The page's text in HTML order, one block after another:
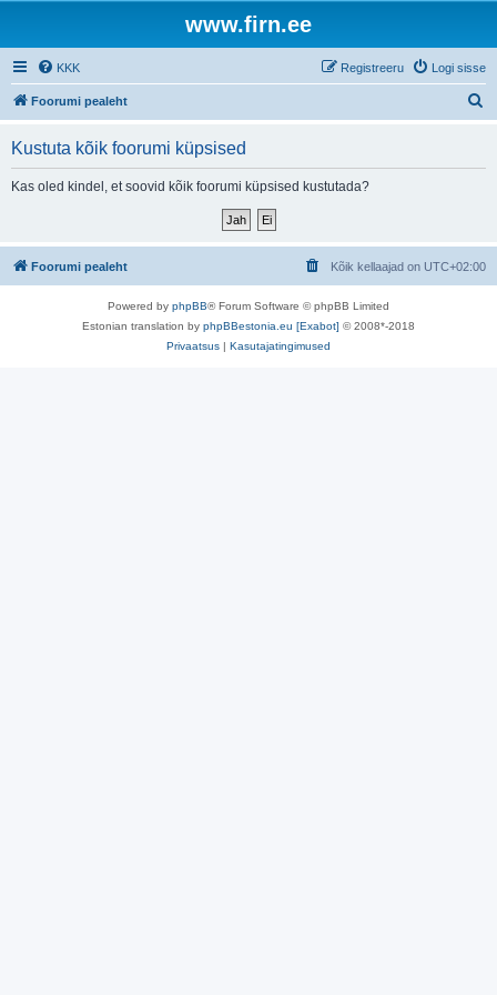
www.firn.ee
KKK Logi sisse
Registreeru
Foorumi pealeht
Kustuta kõik foorumi küpsised
Kas oled kindel, et soovid kõik foorumi küpsised kustutada?
Foorumi pealeht Kõik kellaajad on UTC+02:00
Powered by phpBB® Forum Software © phpBB Limited
Estonian translation by phpBBestonia.eu [Exabot] © 2008*-2018
Privaatsus | Kasutajatingimused